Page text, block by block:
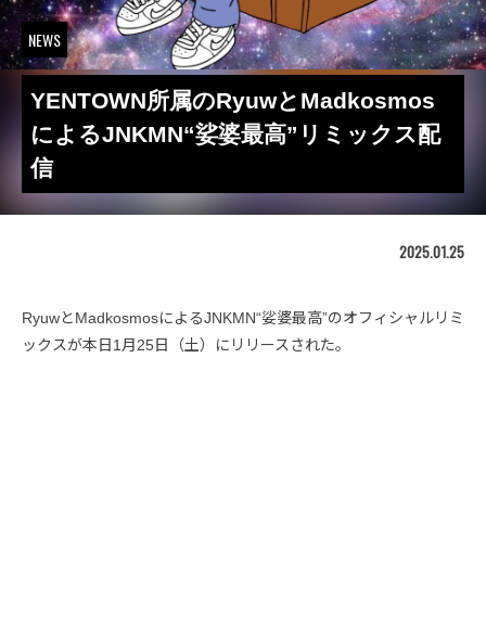
NEWS
YENTOWN所属のRyuwとMadkosmos
によるJNKMN“娑婆最高”リミックス配
信
2025.01.25
RyuwとMadkosmosによるJNKMN“娑婆最高”のオフィシャルリミ
ックスが本日1月25日（土）にリリースされた。